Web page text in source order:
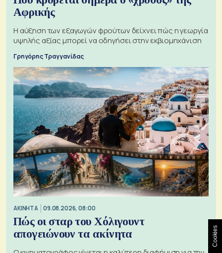
Αφρικής
Η αύξηση των εξαγωγών φρούτων δείχνει πώς η γεωργία
υψηλής αξίας μπορεί να οδηγήσει στην εκβιομηχάνιση
Γρηγόρης Τραγγανίδας
ΑΚΙΝΗΤΑ 09.08.2026, 08:00
Πώς οι σταρ του Χόλιγουντ
απογειώνουν τα ακίνητα
Cookies